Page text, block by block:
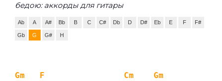
бедою: аккорды для гитары
Ab A A# Bb B C C# Db D D# Eb E F F#
Gb G G# H
Gm F Cm
Gm